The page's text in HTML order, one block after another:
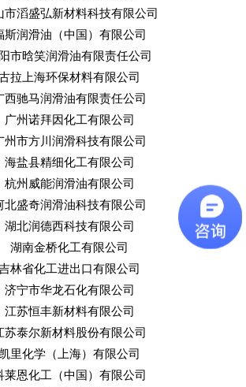
市滔盛弘新材料科技有限公司
斯润滑油（中国）有限公司
市晗笑润滑油有限责任公司
拉上海环保材料有限公司
西驰马润滑油有限责任公司
广州诺拜因化工有限公司
州市方川润滑科技有限公司
海盐县精细化工有限公司
杭州威能润滑油有限公司
北盛奇润滑油科技有限公司
湖北润德西科技有限公司
湖南金桥化工有限公司
林省化工进出口有限公司
济宁市华龙石化有限公司
江苏恒丰新材料有限公司
苏泰尔新材料股份有限公司
里化学（上海）有限公司
莱恩化工（中国）有限公司